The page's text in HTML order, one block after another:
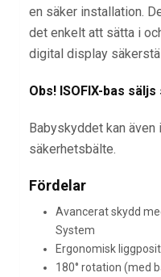
en säker installation.
det enkelt att sätta i
digital display
Obs! ISOFIX-bas
Babyskyddet kan
säkerhetsbälte.
Fördelar
Avancerat skydd
System
Ergonomisk
180° rotation (med